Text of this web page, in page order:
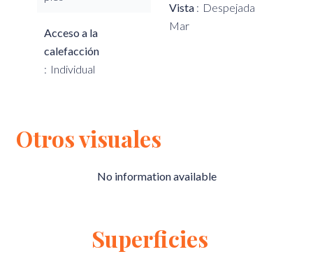
Acceso a la
calefacción
Individual
Vista
Despejada
Mar
Otros visuales
No information available
Superficies